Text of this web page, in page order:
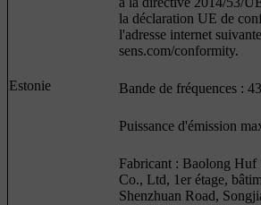
Estonie
la déclaration UE de
l'adresse internet
sens.com/conformity.
Bande de fréquences :
Puissance d'émission
Fabricant : Baolong Huf
Co., Ltd, 1er étage,
Shenzhuan Road,